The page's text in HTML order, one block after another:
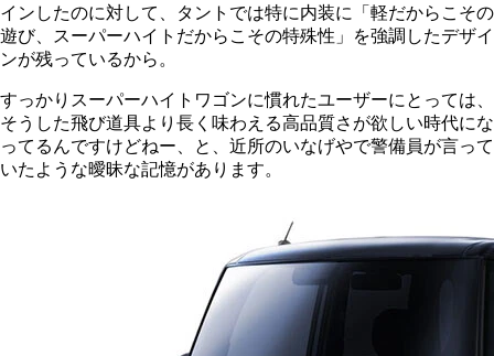
インしたのに対して、タントでは特に内装に「軽だからこその
遊び、スーパーハイトだからこその特殊性」を強調したデザイ
ンが残っているから。
すっかりスーパーハイトワゴンに慣れたユーザーにとっては、
そうした飛び道具より長く味わえる高品質さが欲しい時代にな
ってるんですけどねー、と、近所のいなげやで警備員が言って
いたような曖昧な記憶があります。